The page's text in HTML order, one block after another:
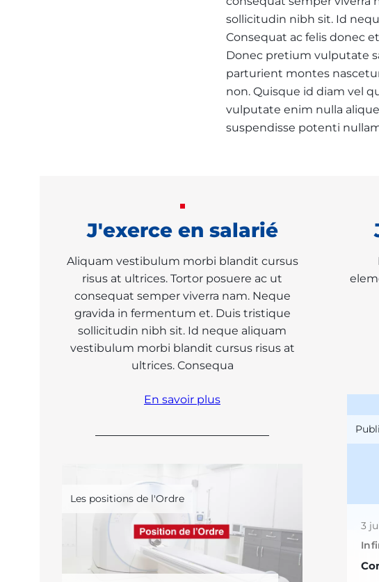
sollicitudin nibh sit. Id
Consequat ac felis donec
Donec pretium vulputate
parturient montes
non. Quisque id diam vel
vulputate enim nulla
suspendisse potenti
J'exerce en salarié
Aliquam vestibulum morbi blandit cursus
risus at ultrices. Tortor posuere ac ut
consequat semper viverra nam. Neque
gravida in fermentum et. Duis tristique
sollicitudin nibh sit. Id neque aliquam
vestibulum morbi blandit cursus risus at
ultrices. Consequa
En savoir plus
Les positions de l'Ordre
3